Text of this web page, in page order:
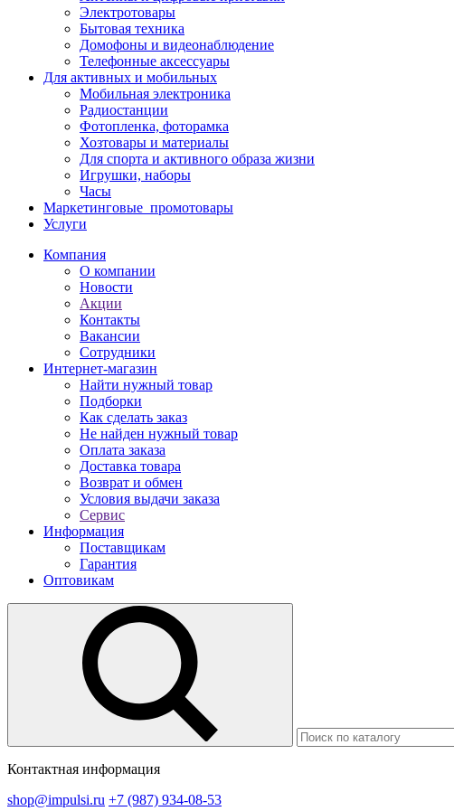
Электротовары
Бытовая техника
Домофоны и видеонаблюдение
Телефонные аксессуары
Для активных и мобильных
Мобильная электроника
Радиостанции
Фотопленка, фоторамка
Хозтовары и материалы
Для спорта и активного образа жизни
Игрушки, наборы
Часы
Маркетинговые_промотовары
Услуги
Компания
О компании
Новости
Акции
Контакты
Вакансии
Сотрудники
Интернет-магазин
Найти нужный товар
Подборки
Как сделать заказ
Не найден нужный товар
Оплата заказа
Доставка товара
Возврат и обмен
Условия выдачи заказа
Сервис
Информация
Поставщикам
Гарантия
Оптовикам
Контактная информация
shop@impulsi.ru +7 (987) 934-08-53